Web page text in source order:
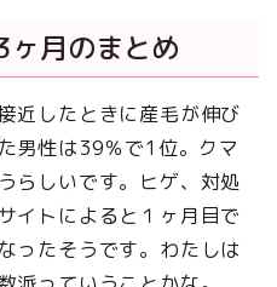
ヶ月のまとめ
近したときに産毛が伸び
男性は39％で1位。クマ
らしいです。ヒゲ、対処
イトによると１ヶ月目で
ったそうです。わたしは